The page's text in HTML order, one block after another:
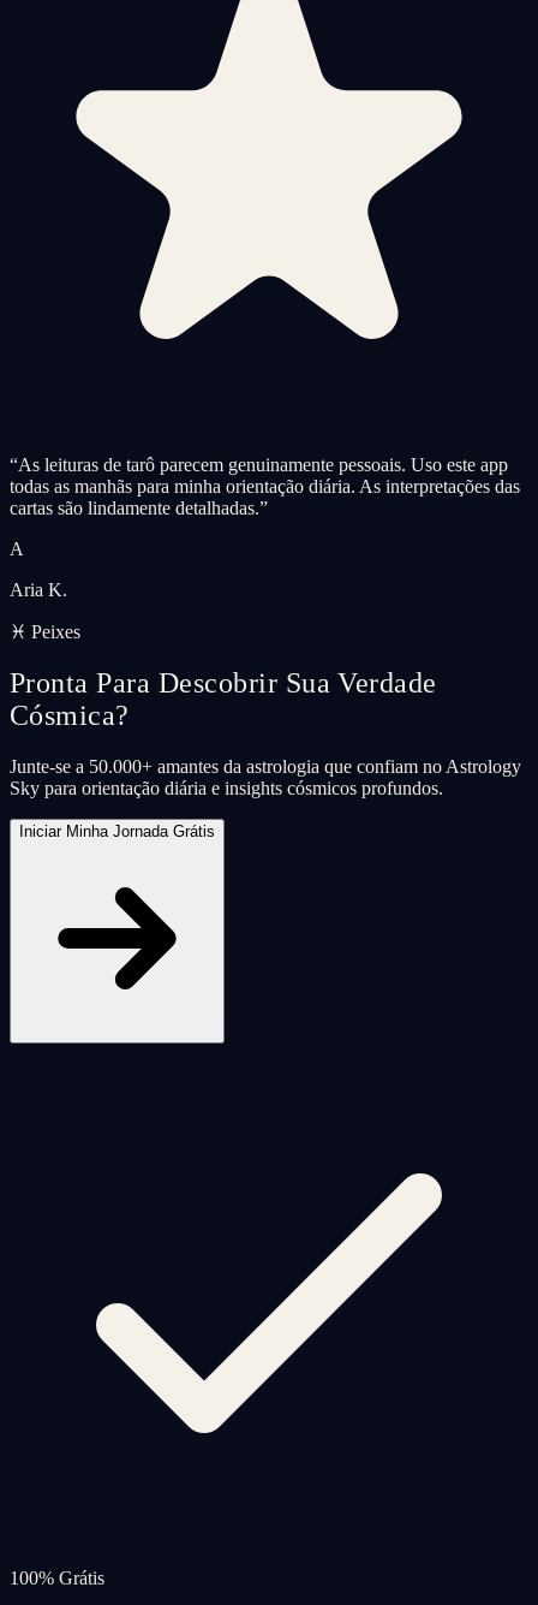
“As leituras de tarô parecem genuinamente pessoais. Uso este app
todas as manhãs para minha orientação diária. As interpretações das
cartas são lindamente detalhadas.”
A
Aria K.
♓ Peixes
Pronta Para Descobrir Sua Verdade
Cósmica?
Junte-se a 50.000+ amantes da astrologia que confiam no Astrology
Sky para orientação diária e insights cósmicos profundos.
Iniciar Minha Jornada Grátis
100% Grátis